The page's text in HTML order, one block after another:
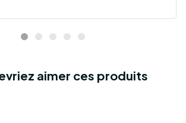
aimer ces produits